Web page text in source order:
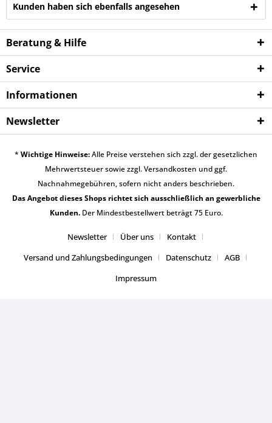
Kunden haben sich ebenfalls angesehen
Beratung & Hilfe
Service
Informationen
Newsletter
* Wichtige Hinweise:Alle Preise verstehen sich zzgl. der gesetzlichen
Mehrwertsteuer sowie zzgl.Versandkosten und ggf.
Nachnahmegebühren, sofern nicht anders beschrieben.
Das Angebot dieses Shops richtet sich ausschließlich an gewerbliche
Kunden.Der Mindestbestellwert beträgt 75 Euro.
Newsletter Über uns
Kontakt
Versand und Zahlungsbedingungen
Datenschutz
AGB
Impressum